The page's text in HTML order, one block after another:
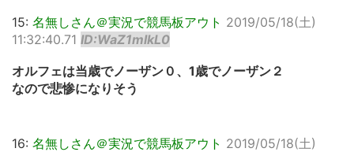
15: 名無しさん＠実況で競馬板アウト 2019/05/18(土)
11:32:40.71 ID:WaZ1mlkL0
オルフェは当歳でノーザン０、1歳でノーザン２
なので悲惨になりそう
16: 名無しさん＠実況で競馬板アウト 2019/05/18(土)